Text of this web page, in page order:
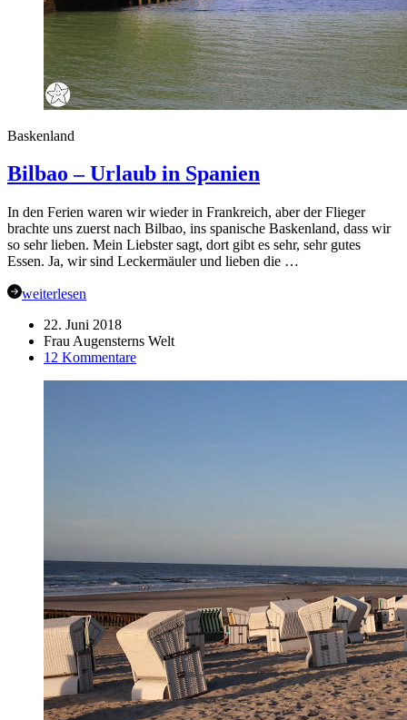
Baskenland
Bilbao – Urlaub in Spanien
In den Ferien waren wir wieder in Frankreich, aber der Flieger
brachte uns zuerst nach Bilbao, ins spanische Baskenland, dass wir
so sehr lieben. Mein Liebster sagt, dort gibt es sehr, sehr gutes
Essen. Ja, wir sind Leckermäuler und lieben die …
weiterlesen
22. Juni 2018
Frau Augensterns Welt
12 Kommentarezu